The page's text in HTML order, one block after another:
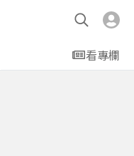
看專欄